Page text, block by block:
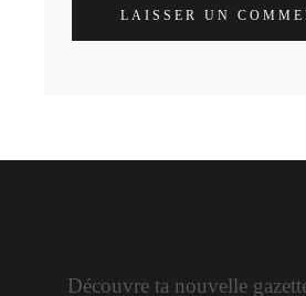
LAISSER UN
Découvre ta nouvelle